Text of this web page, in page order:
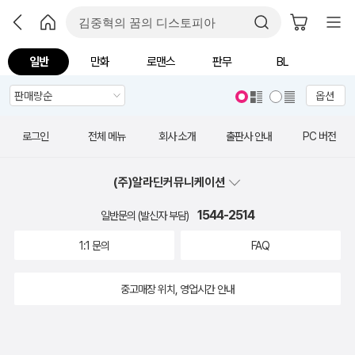
일반 만화 로맨스 판무 BL
옵션
로그인 전체 메뉴 회사 소개 출판사 안내 PC 버전
(주)알라딘커뮤니케이션
일반문의 (발신자 부담) 1544-2514
1:1 문의 FAQ
중고매장 위치, 영업시간 안내